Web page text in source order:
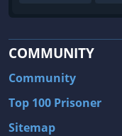
COMMUNITY
Community
Top 100 Prisoner
Sitemap